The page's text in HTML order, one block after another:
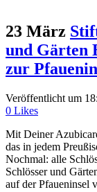
23 März
und Gärten
zur
Veröffentlicht um
0 Likes
Mit Deiner
das in jedem
Nochmal: alle
Schlösser und
auf der Pfaueninsel